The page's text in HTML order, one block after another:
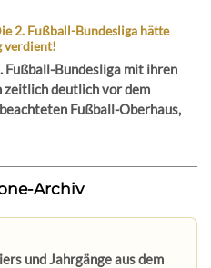
2. Fußball-Bundesliga hätte
verdient!
Bundesliga mit ihren
zeitlich deutlich vor dem
Fußball-Oberhaus,
Archiv
und Jahrgänge aus dem